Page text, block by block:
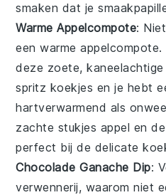
smaken dat je
Warme Appelcompote:
een warmeappelcompote.
deze zoete,
spritz koekjes en je hebt
hartverwarmend als
zachte stukjes appel en
perfect bij de delicate
Chocolade Ganache Dip:
verwennerij, waarom niet